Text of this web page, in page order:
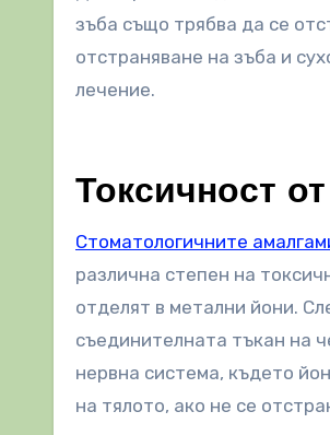
зъба също трябва да се
отстраняване на зъба и
лечение.
Токсичност
Стоматологичните
различна степен на
отделят в метални йони.
съединителната тъкан на
нервна система, където
на тялото, ако не се